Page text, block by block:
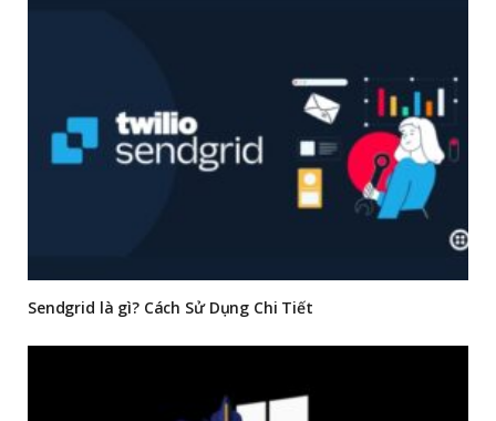
Sendgrid là gì? Cách Sử Dụng Chi Tiết